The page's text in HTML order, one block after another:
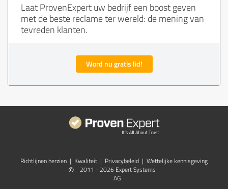
Laat ProvenExpert uw bedrijf een boost geven
met de beste reclame ter wereld: de mening van
tevreden klanten.
Word nu gratis lid!
Richtlijnen herzien | Kwaliteit | Privacybeleid | Wettelijke kennisgeving
©
2011 - 2026 Expert Systems
AG